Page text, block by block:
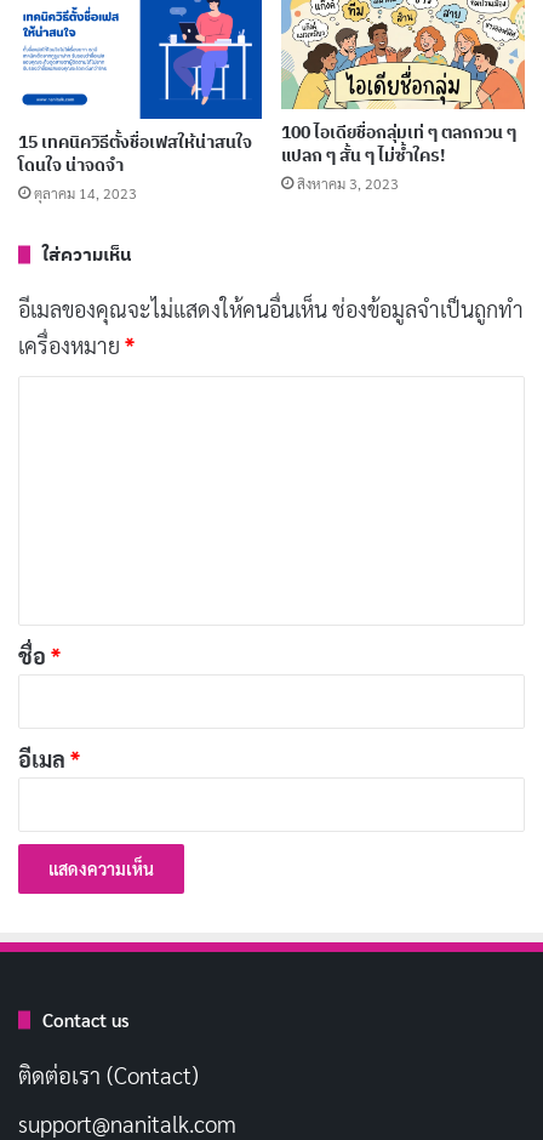
ของคุณ
บทความที่เกี่ยวข้อง
วิธีล็อคโปรไฟล์ Facebook ให้ปลอดภัย จำกัดการ
งาน สายมูห้ามพลาด!
เมษายน 3, 2024
50 ชื่อเฟสแบบทรงช่าง 2569 สายลุย สายเทคนิค
15 เทคนิควิธีตั้งชื่อเฟสให้น่าสนใจ
โดนใจ น่าจดจำ
ตุลาคม 14, 2023
100 ไอเดียชื่อกลุ่มเท่ ๆ ตลกกวน ๆ
แปลก ๆ สั้น ๆ ไม่ซ้ำใคร!
สิงหาคม 3, 2023
ใส่ความเห็น
อีเมลของคุณจะไม่แสดงให้คนอื่นเห็นช่องข้อมูลจำเป็นถูกทำ
เครื่องหมาย *
*
ชื่อ *
อีเมล *
Contact us
ติดต่อเรา (Contact)
support@nanitalk.com